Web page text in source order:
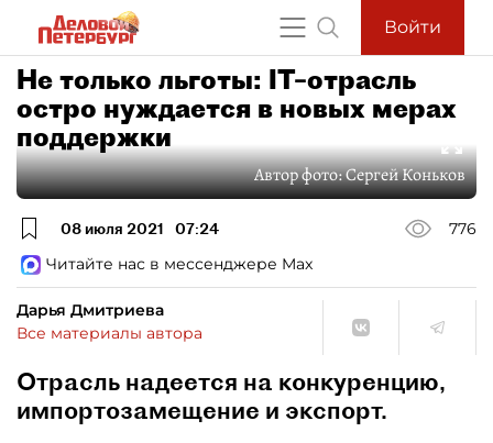
Войти
Не только льготы: IT–отрасль
остро нуждается в новых мерах
поддержки
Автор фото:Сергей Коньков
08 июля 2021 07:24
776
Читайте нас в мессенджере Max
Дарья Дмитриева
Все материалы автора
Отрасль надеется на конкуренцию,
импортозамещение и экспорт.